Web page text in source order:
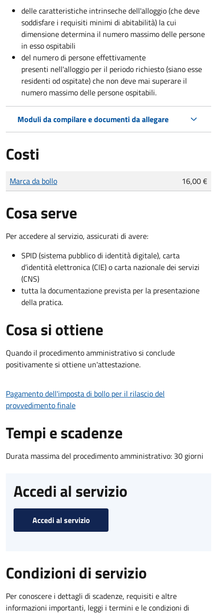
delle caratteristiche intrinseche dell'alloggio (che deve
soddisfare i requisiti minimi di abitabilità) la cui
dimensione determina il numero massimo delle persone
in esso ospitabili
del numero di persone effettivamente
presenti nell'alloggio per il periodo richiesto (siano esse
residenti od ospitate) che non deve mai superare il
numero massimo delle persone ospitabili.
Moduli da compilare e documenti da allegare
Costi
Tipo di pagamento
Importo
Marca da bollo 16,00 €
Cosa serve
Per accedere al servizio, assicurati di avere:
SPID (sistema pubblico di identità digitale), carta
d’identità elettronica (CIE) o carta nazionale dei servizi
(CNS)
tutta la documentazione prevista per la presentazione
della pratica.
Cosa si ottiene
Quando il procedimento amministrativo si conclude
positivamente si ottiene un'attestazione.
Pagamento dell'imposta di bollo per il rilascio del
provvedimento finale
Tempi e scadenze
Durata massima del procedimento amministrativo: 30 giorni
Accedi al servizio
Accedi al servizio
Condizioni di servizio
Per conoscere i dettagli di scadenze, requisiti e altre
informazioni importanti, leggi i termini e le condizioni di